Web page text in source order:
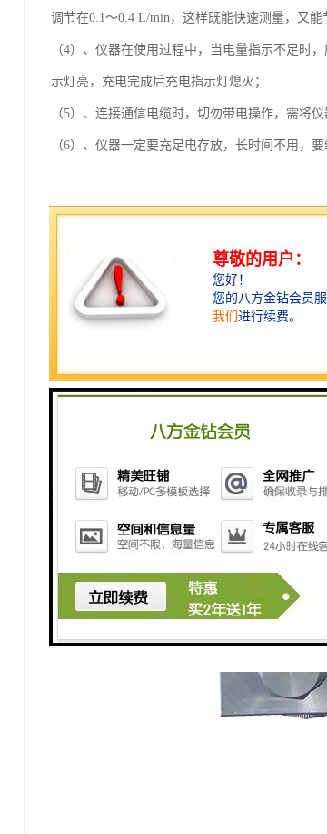
调节在0.1～0.4 L/min，这样既能快速测量，又能
（4）、仪器在使用过程中，当电量指示不足时
示灯亮，充电完成后充电指示灯熄灭；
（5）、连接通信电缆时，切勿带电操作，需将
（6）、仪器一定要充足电存放，长时间不用，